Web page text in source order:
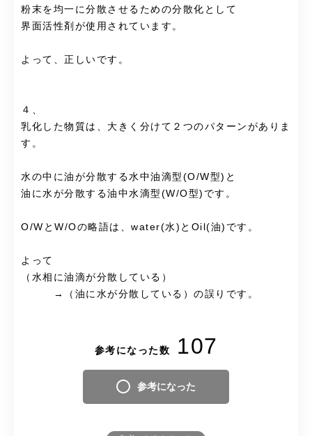
粉末を均一に分散させるための分散化として
界面活性剤が使用されています。
よって、正しいです。
４、
乳化した物質は、大きく分けて２つのパターンがありま
す。
水の中に油が分散する水中油滴型(O/W型)と
油に水が分散する油中水滴型(W/O型)です。
O/WとW/Oの略語は、water(水)とOil(油)です。
よって
（水相に油滴が分散している）
→（油に水が分散している）の誤りです。
参考になった数 107
参考になった